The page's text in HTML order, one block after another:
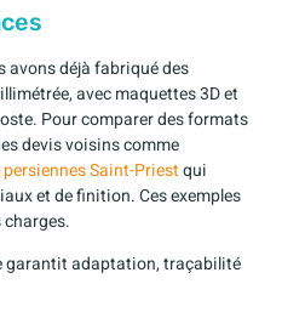
avons déjà fabriqué des
avec maquettes 3D et
Pour comparer des formats
devis voisins comme
Saint-Priestqui
et de finition. Ces exemples
garantit adaptation, traçabilité